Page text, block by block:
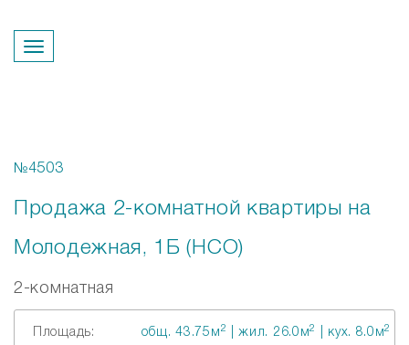
№4503
Продажа 2-комнатной квартиры на
Молодежная, 1Б (НСО)
2-комнатная
Площадь: общ. 43.75м 2 | жил. 26.0м2 | кух. 8.0м2